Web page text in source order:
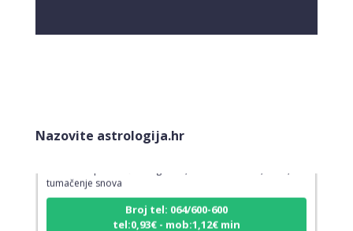
Nazovite astrologija.hrTarot savjetnik je slobodan
tumačenje snova
Broj tel: 064/600-600
tel:0,93€ - mob:1,12€ min